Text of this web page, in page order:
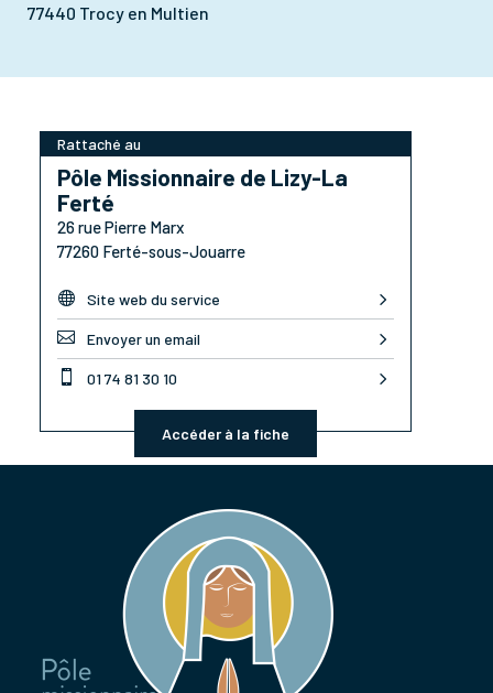
77440 Trocy en Multien
Rattaché au
Pôle Missionnaire de Lizy-La
Ferté
26 rue Pierre Marx
77260 Ferté-sous-Jouarre
 Site web du service
 Envoyer un email
 01 74 81 30 10
Accéder à la fiche